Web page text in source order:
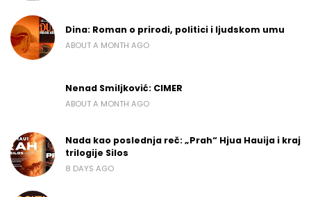
Dina: Roman o prirodi, politici i ljudskom umu
ABOUT A MONTH AGO
Nenad Smiljković: CIMER
ABOUT A MONTH AGO
Nada kao poslednja reč: „Prah“ Hjua Hauija i kraj
trilogije Silos
8 DAYS AGO